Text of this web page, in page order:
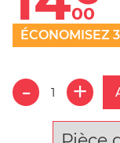
00
ÉCONOMISEZ